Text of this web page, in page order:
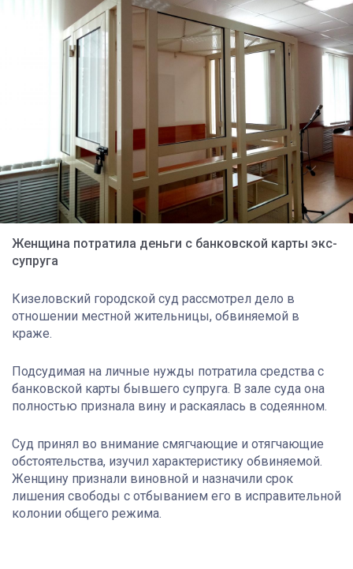
Женщина потратила деньги с банковской карты экс-
супруга
Кизеловский городской суд рассмотрел дело в
отношении местной жительницы, обвиняемой в
краже.
Подсудимая на личные нужды потратила средства с
банковской карты бывшего супруга. В зале суда она
полностью признала вину и раскаялась в содеянном.
Суд принял во внимание смягчающие и отягчающие
обстоятельства, изучил характеристику обвиняемой.
Женщину признали виновной и назначили срок
лишения свободы с отбыванием его в исправительной
колонии общего режима.